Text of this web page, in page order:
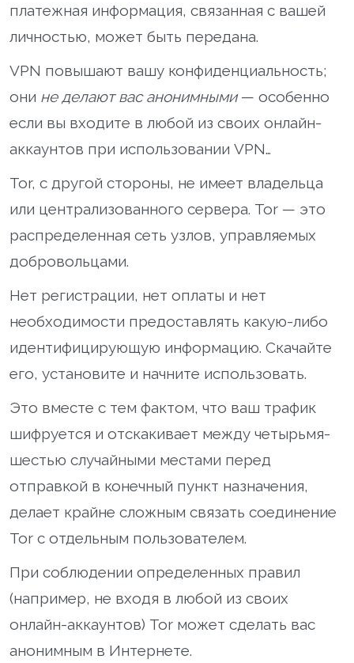
платежная информация, связанная с вашей
личностью, может быть передана.
VPN повышают вашу конфиденциальность;
они не делают вас анонимными— особенно
если вы входите в любой из своих онлайн-
аккаунтов при использовании VPN…
Tor, с другой стороны, не имеет владельца
или централизованного сервера. Tor — это
распределенная сеть узлов, управляемых
добровольцами.
Нет регистрации, нет оплаты и нет
необходимости предоставлять какую-либо
идентифицирующую информацию. Скачайте
его, установите и начните использовать.
Это вместе с тем фактом, что ваш трафик
шифруется и отскакивает между четырьмя-
шестью случайными местами перед
отправкой в конечный пункт назначения,
делает крайне сложным связать соединение
Tor с отдельным пользователем.
При соблюдении определенных правил
(например, не входя в любой из своих
онлайн-аккаунтов) Tor может сделать вас
анонимным в Интернете.